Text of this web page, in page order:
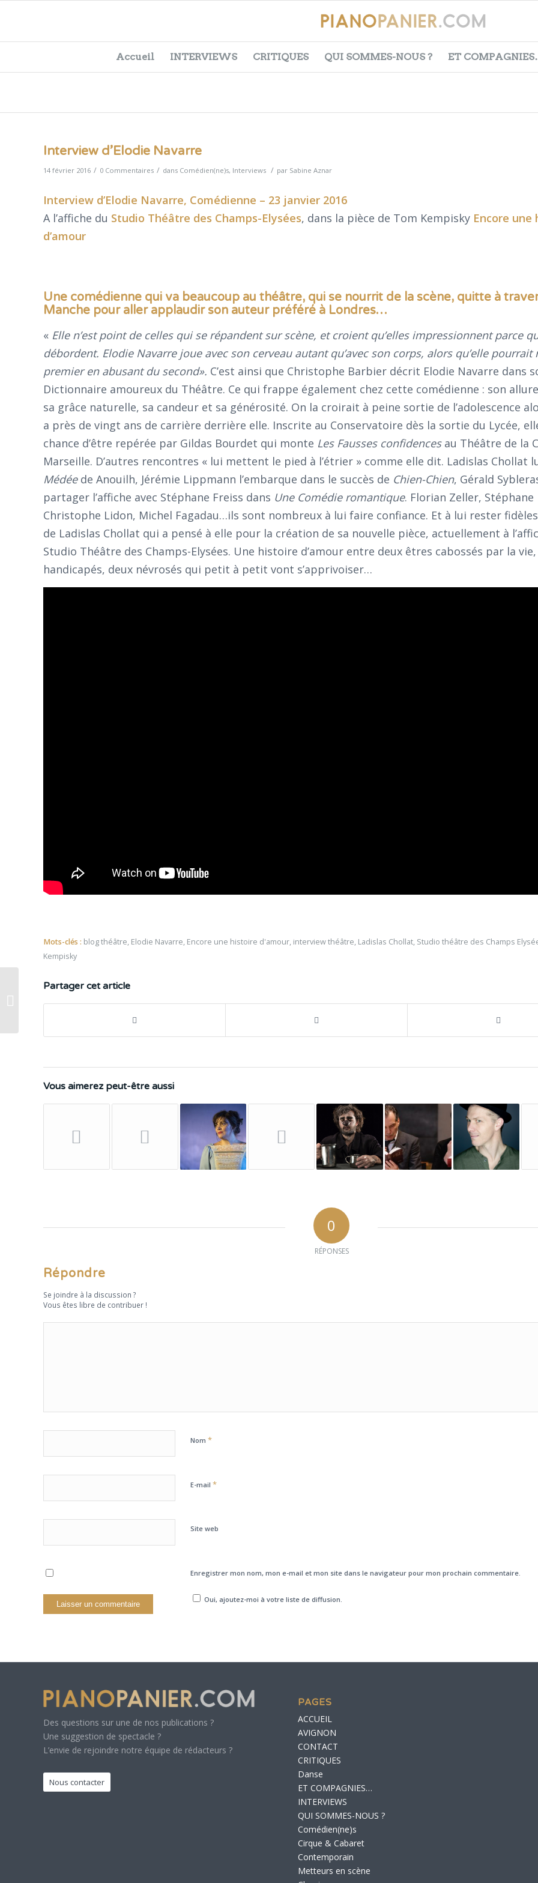
Accueil INTERVIEWS CRITIQUES QUI SOMMES-NOUS ? ET
Interview d’Elodie Navarre
14 février 2016 / 0 Commentaires / dans Comédien(ne)s, Interviews / par Sabine Aznar
Interview d’Elodie Navarre, Comédienne – 23 janvier 2016
A l’affiche du Studio Théâtre des Champs-Elysées, dans la pièce de Tom Kempisky Encore une
d’amour
Une comédienne qui va beaucoup au théâtre, qui se nourrit de la scène, quitte à
Manche pour aller applaudir son auteur préféré à Londres…
« Elle n’est point de celles qui se répandent sur scène, et croient qu’elles impressionnent parce
débordent. Elodie Navarre joue avec son cerveau autant qu’avec son corps, alors qu’elle pourrait
premier en abusant du second». C’est ainsi que Christophe Barbier décrit Elodie Navarre dans
Dictionnaire amoureux du Théâtre. Ce qui frappe également chez cette comédienne : son
sa grâce naturelle, sa candeur et sa générosité. On la croirait à peine sortie de l’adolescence
a près de vingt ans de carrière derrière elle. Inscrite au Conservatoire dès la sortie du Lycée,
chance d’être repérée par Gildas Bourdet qui monte Les Fausses confidencesau Théâtre de la
Marseille. D’autres rencontres « lui mettent le pied à l’étrier » comme elle dit. Ladislas Chollat
Médéede Anouilh, Jérémie Lippmann l’embarque dans le succès de Chien-Chien, Gérald
partager l’affiche avec Stéphane Freiss dans Une Comédie romantique. Florian Zeller, Stéphane
Christophe Lidon, Michel Fagadau…ils sont nombreux à lui faire confiance. Et à lui rester
de Ladislas Chollat qui a pensé à elle pour la création de sa nouvelle pièce, actuellement à
Studio Théâtre des Champs-Elysées. Une histoire d’amour entre deux êtres cabossés par la
handicapés, deux névrosés qui petit à petit vont s’apprivoiser…
Mots-clés : blog théâtre, Elodie Navarre, Encore une histoire d'amour, interview théâtre, Ladislas Chollat, Studio théâtre des Champs
Kempisky
Partager cet article
Vous aimerez peut-être aussi
0
RÉPONSES
Répondre
Se joindre à la discussion ?
Vous êtes libre de contribuer !
Nom *
E-mail *
Site web
Enregistrer mon nom, mon e-mail et mon site dans le navigateur pour mon prochain commentaire.
Oui, ajoutez-moi à votre liste de diffusion.
Des questions sur une de nos publications ?
Une suggestion de spectacle ?
L’envie de rejoindre notre équipe de rédacteurs ?
Nous contacter
PAGES
ACCUEIL
AVIGNON
CONTACT
CRITIQUES
Danse
ET COMPAGNIES…
INTERVIEWS
QUI SOMMES-NOUS ?
Comédien(ne)s
Cirque & Cabaret
Contemporain
Metteurs en scène
Reprise du Tartuffe de